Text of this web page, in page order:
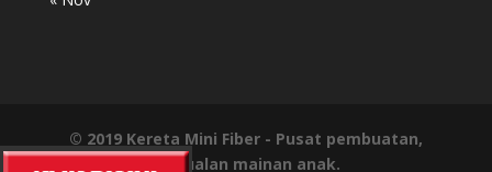
© 2019 Kereta Mini Fiber- Pusat pembuatan,
penjualan mainan anak.